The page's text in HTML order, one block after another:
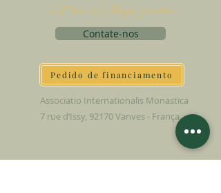
o Céu à Terra juntos
Contate-nos
Pedido de financiamento
Associatio Internationalis Monastica
7 rue d’Issy, 92170 Vanves - França